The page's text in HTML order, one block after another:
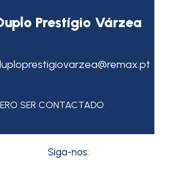
Prestígio Várzea
SER CONTACTADO
Siga-nos: